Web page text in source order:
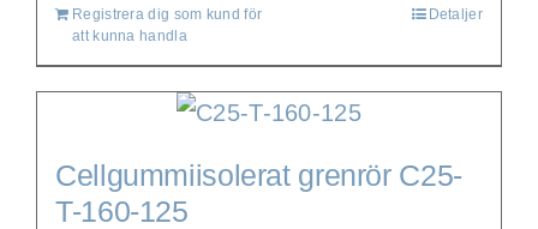
Registrera dig som kund för
att kunna handla
Detaljer
Cellgummiisolerat grenrör C25-
T-160-125